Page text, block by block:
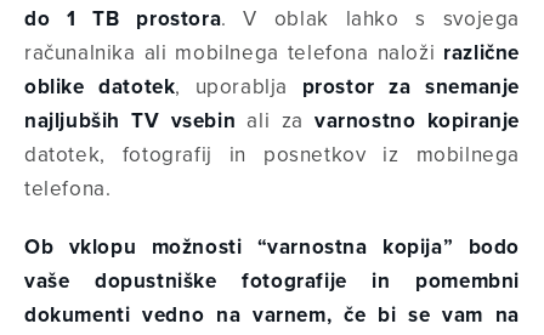
do 1 TB prostora. V oblak lahko s svojega
računalnika ali mobilnega telefona naloži različne
oblike datotek, uporablja prostor za snemanje
najljubših TV vsebin ali za varnostno kopiranje
datotek, fotografij in posnetkov iz mobilnega
telefona.
Ob vklopu možnosti “varnostna kopija” bodo
vaše dopustniške fotografije in pomembni
dokumenti vedno na varnem, če bi se vam na